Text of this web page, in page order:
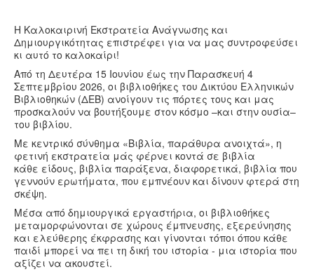
Τεχνολογία
Υγεία
Πολιτισμός
Αθλητικά
Βίντεο
Συνταγές
Η Καλοκαιρινή Εκστρατεία Ανάγνωσης και
Δημιουργικότητας επιστρέφει για να μας συντροφεύσει
κι αυτό το καλοκαίρι!
Από τη Δευτέρα 15 Ιουνίου έως την Παρασκευή 4
Σεπτεμβρίου 2026, οι βιβλιοθήκες του Δικτύου Ελληνικών
Βιβλιοθηκών (ΔΕΒ) ανοίγουν τις πόρτες τους και μας
προσκαλούν να βουτήξουμε στον κόσμο –και στην ουσία–
του βιβλίου.
Με κεντρικό σύνθημα «Βιβλία, παράθυρα ανοιχτά», η
φετινή εκστρατεία μάς φέρνει κοντά σε βιβλία
κάθε είδους, βιβλία παράξενα, διαφορετικά, βιβλία που
γεννούν ερωτήματα, που εμπνέουν και δίνουν φτερά στη
σκέψη.
Μέσα από δημιουργικά εργαστήρια, οι βιβλιοθήκες
μεταμορφώνονται σε χώρους έμπνευσης, εξερεύνησης
και ελεύθερης έκφρασης και γίνονται τόποι όπου κάθε
παιδί μπορεί να πει τη δική του ιστορία - μια ιστορία που
αξίζει να ακουστεί.